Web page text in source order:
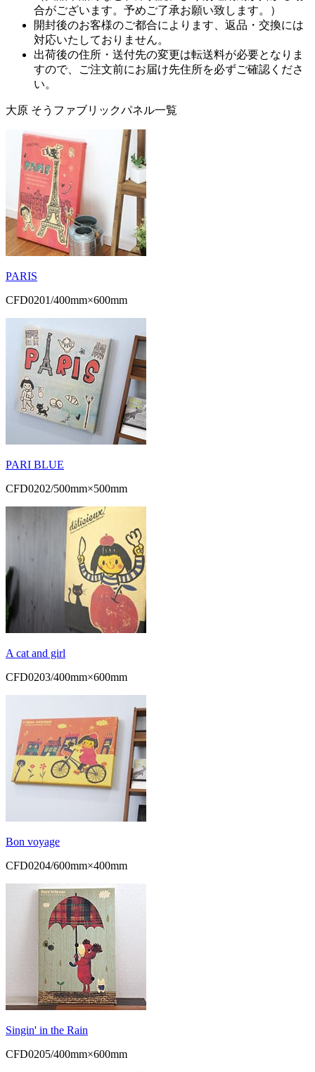
合がございます。予めご了承お願い致します。）
開封後のお客様のご都合によります、返品・交換には
対応いたしておりません。
出荷後の住所・送付先の変更は転送料が必要となりま
すので、ご注文前にお届け先住所を必ずご確認くださ
い。
大原 そうファブリックパネル一覧
PARIS
CFD0201/400mm×600mm
PARI BLUE
CFD0202/500mm×500mm
A cat and girl
CFD0203/400mm×600mm
Bon voyage
CFD0204/600mm×400mm
Singin' in the Rain
CFD0205/400mm×600mm